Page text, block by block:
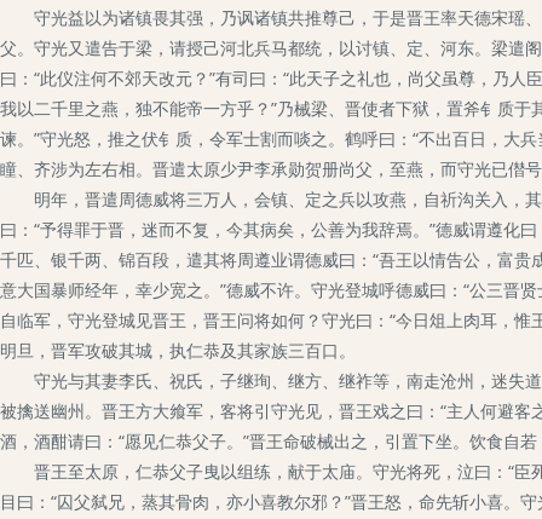
守光益以为诸镇畏其强，乃讽诸镇共推尊己，于是晋王率天德宋瑶
父。守光又遣告于梁，请授己河北兵马都统，以讨镇、定、河东。梁遣
曰：“此仪注何不郊天改元？”有司曰：“此天子之礼也，尚父虽尊，乃
我以二千里之燕，独不能帝一方乎？”乃械梁、晋使者下狱，置斧钅质
谏。”守光怒，推之伏钅质，令军士割而啖之。鹤呼曰：“不出百日，大
瞳、齐涉为左右相。晋遣太原少尹李承勋贺册尚父，至燕，而守光已僣
明年，晋遣周德威将三万人，会镇、定之兵以攻燕，自祈沟关入，
曰：“予得罪于晋，迷而不复，今其病矣，公善为我辞焉。”德威谓遵化
千匹、银千两、锦百段，遣其将周遵业谓德威曰：“吾王以情告公，富
意大国暴师经年，幸少宽之。”德威不许。守光登城呼德威曰：“公三晋
自临军，守光登城见晋王，晋王问将如何？守光曰：“今日俎上肉耳，
明旦，晋军攻破其城，执仁恭及其家族三百口。
守光与其妻李氏、祝氏，子继珣、继方、继祚等，南走沧州，迷失
被擒送幽州。晋王方大飨军，客将引守光见，晋王戏之曰：“主人何避
酒，酒酣请曰：“愿见仁恭父子。”晋王命破械出之，引置下坐。饮食自
晋王至太原，仁恭父子曳以组练，献于太庙。守光将死，泣曰：“臣
目曰：“囚父弑兄，蒸其骨肉，亦小喜教尔邪？”晋王怒，命先斩小喜。